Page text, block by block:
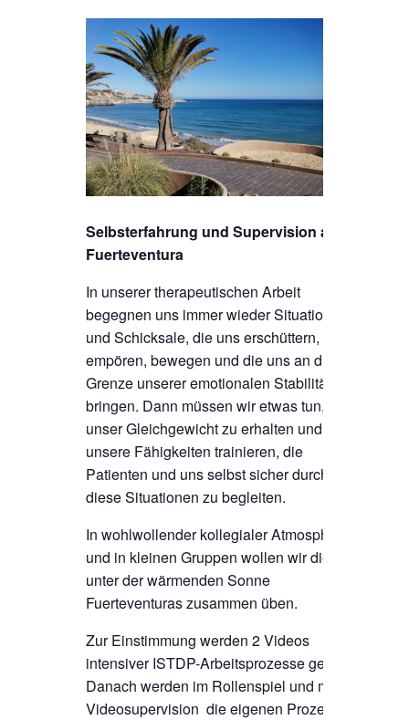
Selbsterfahrung und Supervision auf
Fuerteventura
In unserer therapeutischen Arbeit
begegnen uns immer wieder Situationen
und Schicksale, die uns erschüttern,
empören, bewegen und die uns an die
Grenze unserer emotionalen Stabilität
bringen. Dann müssen wir etwas tun, um
unser Gleichgewicht zu erhalten und
unsere Fähigkeiten trainieren, die
Patienten und uns selbst sicher durch
diese Situationen zu begleiten.
In wohlwollender kollegialer Atmosphäre
und in kleinen Gruppen wollen wir dieses
unter der wärmenden Sonne
Fuerteventuras zusammen üben.
Zur Einstimmung werden 2 Videos
intensiver ISTDP-Arbeitsprozesse gezeigt.
Danach werden im Rollenspiel und mittels
Videosupervision die eigenen Prozesse